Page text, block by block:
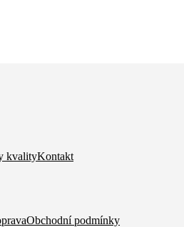
kvalityKontakt
Obchodní podmínky